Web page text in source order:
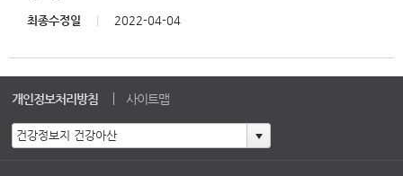
최종수정일 2022-04-04
개인정보처리방침 사이트맵